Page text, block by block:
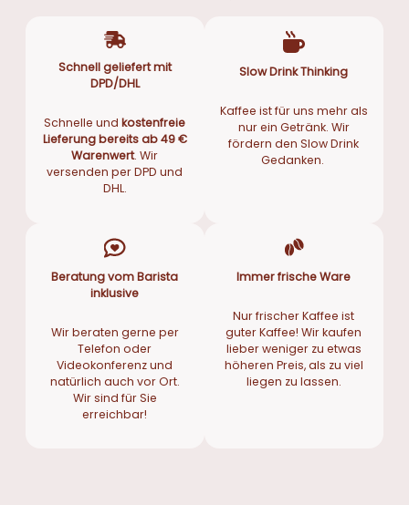
Schnell geliefert mit
DPD/DHL
Schnelle undkostenfreie
Lieferung bereits ab 49 €
Warenwert. Wir
versenden per DPD und
DHL.
Slow Drink Thinking
Kaffee ist für uns mehr als
nur ein Getränk. Wir
fördern den Slow Drink
Gedanken.
Beratung vom Barista
inklusive
Wir beraten gerne per
Telefon oder
Videokonferenz und
natürlich auch vor Ort.
Wir sind für Sie
erreichbar!
Immer frische Ware
Nur frischer Kaffee ist
guter Kaffee! Wir kaufen
lieber weniger zu etwas
höheren Preis, als zu viel
liegen zu lassen.